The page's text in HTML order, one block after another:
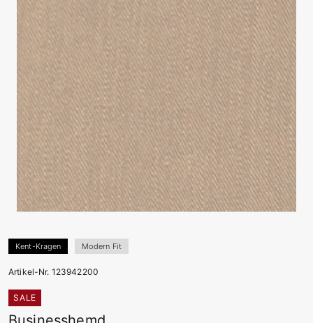
Kent-Kragen Modern Fit
Artikel-Nr. 123942200
SALE